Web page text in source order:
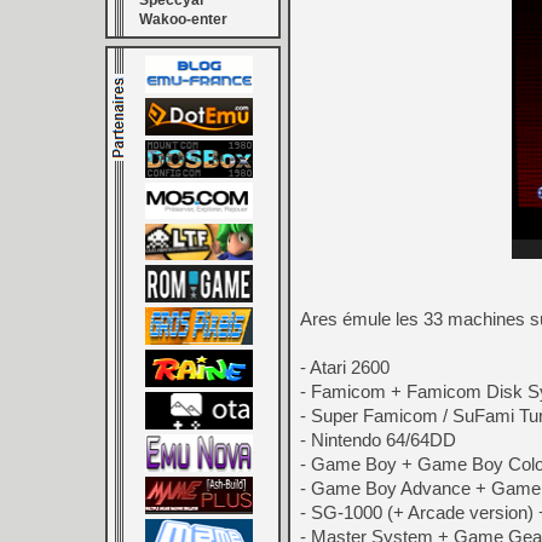
Wakoo-enter
Ares émule les 33 machines
- Atari 2600
- Famicom + Famicom Disk
- Super Famicom / SuFami
- Nintendo 64/64DD
- Game Boy + Game Boy
- Game Boy Advance +
- SG-1000 (+ Arcade version)
- Master System + Game